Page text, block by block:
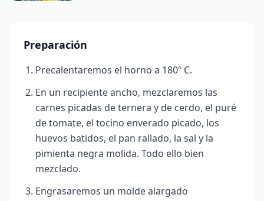
Preparación
Precalentaremos el horno a 180º C.
En un recipiente ancho, mezclaremos las
carnes picadas de ternera y de cerdo, el puré
de tomate, el tocino enverado picado, los
huevos batidos, el pan rallado, la sal y la
pimienta negra molida. Todo ello bien
mezclado.
Engrasaremos un molde alargado